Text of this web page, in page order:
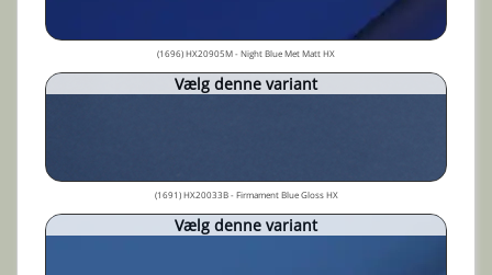
(1696) HX20905M - Night Blue Met Matt HX
Vælg denne variant
(1691) HX20033B - Firmament Blue Gloss HX
Vælg denne variant